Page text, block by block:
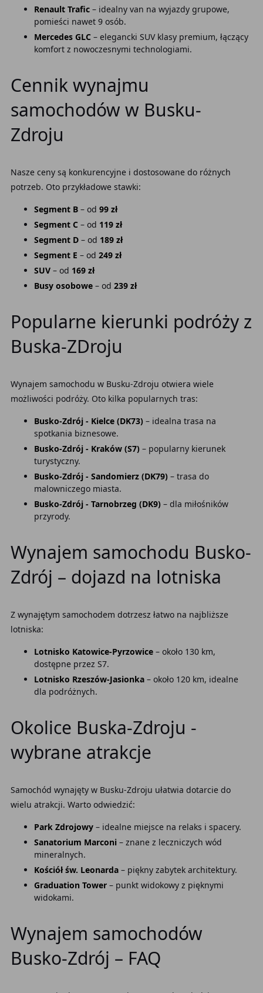
Renault Trafic– idealny van na wyjazdy grupowe,
pomieści nawet 9 osób.
Mercedes GLC – elegancki SUV klasy premium, łączący
komfort z nowoczesnymi technologiami.
Cennik wynajmu
samochodów w Busku-
Zdroju
Nasze ceny są konkurencyjne i dostosowane do różnych
potrzeb. Oto przykładowe stawki:
Segment B– od 99 zł
Segment C – od 119 zł
Segment D– od 189 zł
Segment E – od 249 zł
SUV– od 169 zł
Busy osobowe– od 239 zł
Popularne kierunki podróży z
Buska-ZDroju
Wynajem samochodu w Busku-Zdroju otwiera wiele
możliwości podróży. Oto kilka popularnych tras:
Busko-Zdrój - Kielce (DK73)– idealna trasa na
spotkania biznesowe.
Busko-Zdrój - Kraków (S7)– popularny kierunek
turystyczny.
Busko-Zdrój - Sandomierz (DK79)– trasa do
malowniczego miasta.
Busko-Zdrój - Tarnobrzeg (DK9)– dla miłośników
przyrody.
Wynajem samochodu Busko-
Zdrój – dojazd na lotniska
Z wynajętym samochodem dotrzesz łatwo na najbliższe
lotniska:
Lotnisko Katowice-Pyrzowice– około 130 km,
dostępne przez S7.
Lotnisko Rzeszów-Jasionka– około 120 km, idealne
dla podróżnych.
Okolice Buska-Zdroju -
wybrane atrakcje
Samochód wynajęty w Busku-Zdroju ułatwia dotarcie do
wielu atrakcji. Warto odwiedzić:
Park Zdrojowy– idealne miejsce na relaks i spacery.
Sanatorium Marconi– znane z leczniczych wód
mineralnych.
Kościół św. Leonarda– piękny zabytek architektury.
Graduation Tower– punkt widokowy z pięknymi
widokami.
Wynajem samochodów
Busko-Zdrój – FAQ